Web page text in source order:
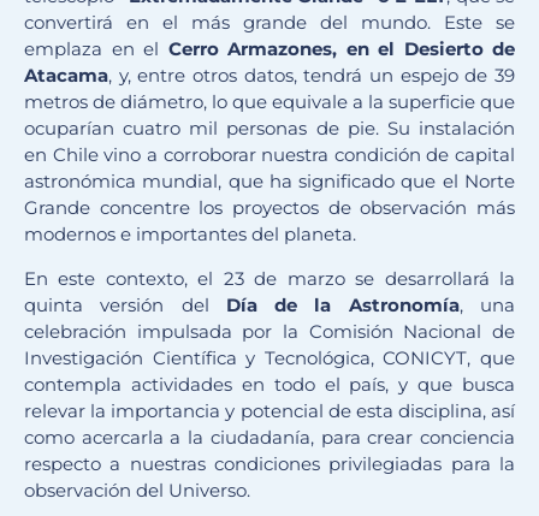
convertirá en el más grande del mundo. Este se
emplaza en el Cerro Armazones, en el Desierto de
Atacama, y, entre otros datos, tendrá un espejo de 39
metros de diámetro, lo que equivale a la superficie que
ocuparían cuatro mil personas de pie. Su instalación
en Chile vino a corroborar nuestra condición de capital
astronómica mundial, que ha significado que el Norte
Grande concentre los proyectos de observación más
modernos e importantes del planeta.
En este contexto, el 23 de marzo se desarrollará la
quinta versión del Día de la Astronomía, una
celebración impulsada por la Comisión Nacional de
Investigación Científica y Tecnológica, CONICYT, que
contempla actividades en todo el país, y que busca
relevar la importancia y potencial de esta disciplina, así
como acercarla a la ciudadanía, para crear conciencia
respecto a nuestras condiciones privilegiadas para la
observación del Universo.